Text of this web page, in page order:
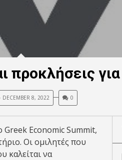
προκλήσεις
DECEMBER 8, 2022 0
Greek Economic Summit,
Οι ομιλητές που
καλείται να